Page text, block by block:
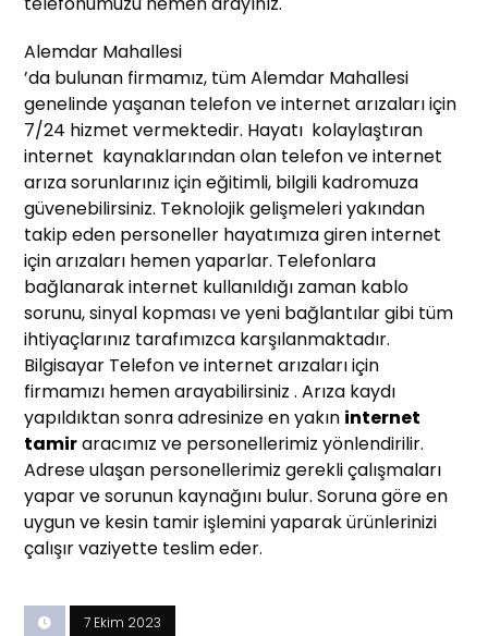
Alemdar Mahallesi
’da bulunan firmamız, tüm Alemdar Mahallesi
genelinde yaşanan telefon ve internet arızaları için
7/24 hizmet vermektedir. Hayatı kolaylaştıran
internet kaynaklarından olan telefon ve internet
arıza sorunlarınız için eğitimli, bilgili kadromuza
güvenebilirsiniz. Teknolojik gelişmeleri yakından
takip eden personeller hayatımıza giren internet
için arızaları hemen yaparlar. Telefonlara
bağlanarak internet kullanıldığı zaman kablo
sorunu, sinyal kopması ve yeni bağlantılar gibi tüm
ihtiyaçlarınız tarafımızca karşılanmaktadır.
Bilgisayar Telefon ve internet arızaları için
firmamızı hemen arayabilirsiniz . Arıza kaydı
yapıldıktan sonra adresinize en yakın internet
tamiraracımız ve personellerimiz yönlendirilir.
Adrese ulaşan personellerimiz gerekli çalışmaları
yapar ve sorunun kaynağını bulur. Soruna göre en
uygun ve kesin tamir işlemini yaparak ürünlerinizi
çalışır vaziyette teslim eder.
7 Ekim 2023